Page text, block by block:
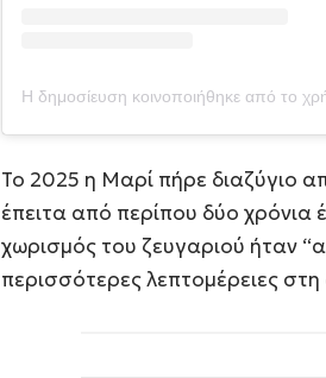
Το 2025 η Μαρί πήρε διαζύγιο
έπειτα από περίπου δύο χρόνια
χωρισμός του ζευγαριού ήταν
περισσότερες λεπτομέρειες